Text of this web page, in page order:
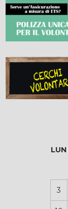
LUN
3